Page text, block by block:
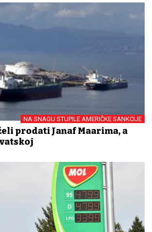
NA SNAGU STUPILE AMERIČKE SANKCIJE
prodati Janaf Mađarima, a